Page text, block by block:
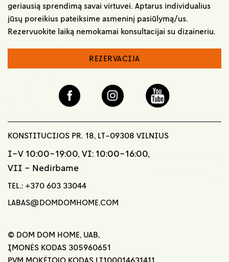
geriausią sprendimą savai virtuvei. Aptarus individualius
jūsų poreikius pateiksime asmeninį pasiūlymą/us.
Rezervuokite laiką nemokamai konsultacijai su dizaineriu.
REZERVACIJA
KONSTITUCIJOS PR. 18, LT-09308 VILNIUS
I-V 10:00-19:00, VI: 10:00-16:00,
VII - Nedirbame
TEL.: +370 603 33044
LABAS@DOMDOMHOME.COM
© DOM DOM HOME, UAB,
ĮMONĖS KODAS 305960651
PVM MOKĖTOJO KODAS LT100014631411